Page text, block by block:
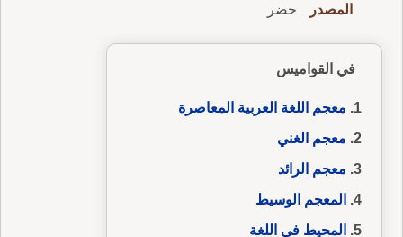
المصدر حضر
في القواميس
معجم اللغة العربية المعاصرة
معجم الغني
معجم الرائد
المعجم الوسيط
المحيط في اللغة